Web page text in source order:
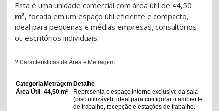
Esta é uma unidade comercial com área útil de 44,50
m², focada em um espaço útil eficiente e compacto,
ideal para pequenas e médias empresas, consultórios
ou escritórios individuais.
? Características de Área e Metragem
Categoria Metragem Detalhe
Área Útil
44,50 m²
Representa o espaço interno exclusivo da sala
(piso utilizável), ideal para configurar o ambiente
de trabalho, recepção e estações de trabalho.